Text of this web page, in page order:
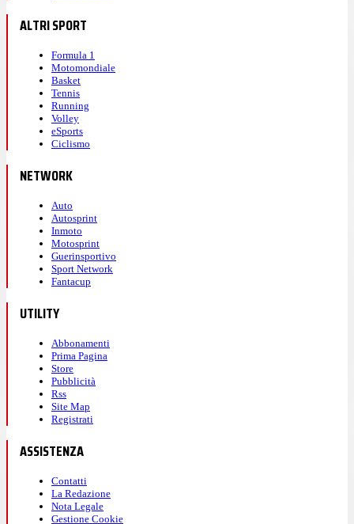
ALTRI SPORT
Formula 1
Motomondiale
Basket
Tennis
Running
Volley
eSports
Ciclismo
NETWORK
Auto
Autosprint
Inmoto
Motosprint
Guerinsportivo
Sport Network
Fantacup
UTILITY
Abbonamenti
Prima Pagina
Store
Pubblicità
Rss
Site Map
Registrati
ASSISTENZA
Contatti
La Redazione
Nota Legale
Gestione Cookie